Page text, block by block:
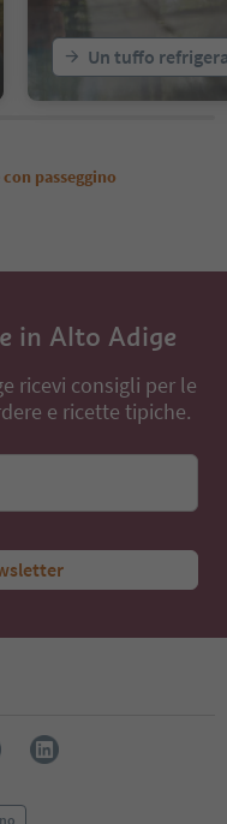
Un tuffo
passeggino
in Alto Adige
ricevi consigli per le
e ricette tipiche.